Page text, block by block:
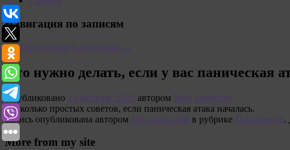
Навигация по записям
←Предыдущая Следующая →
Что нужно делать, если у вас паническая
Опубликовано 13 октября, 2023 автором Мир новостей
Несколько простых советов, если паническая атака началась.
Запись опубликована автором Мир новостей в рубрике Психология.
More from my site